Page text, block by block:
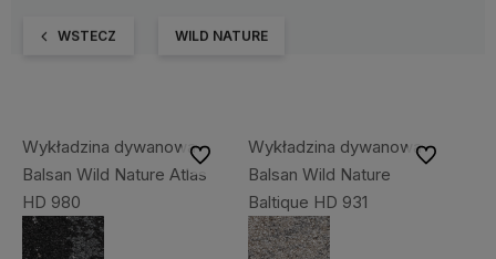
WSTECZ WILD NATURE
Wykładzina dywanowa
Balsan Wild Nature Atlas
HD 980
Do ulubionychWykładzina dywanowa
Balsan Wild Nature
Baltique HD 931
Do